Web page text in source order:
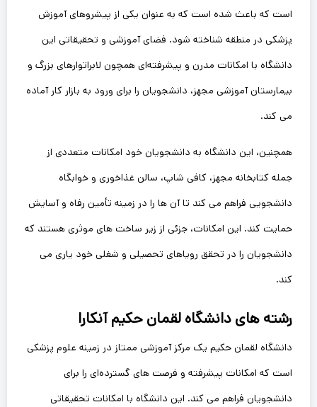
است که باعث شده است که به عنوان یکی از پیشروهای آموزش
پزشکی در منطقه شناخته شود. فضای آموزشی و تحقیقاتی این
دانشگاه با امکانات مدرن و پیشرفته‌ای همچون لابراتوارهای بزرگ و
بیمارستان آموزشی مجهز، دانشجویان را برای ورود به بازار کار آماده
می‌ کند.
همچنین، این دانشگاه به دانشجویان خود امکانات متعددی از
جمله کتابخانه مجهز، کافی‌ شاپ، سالن غذاخوری و خوابگاه
دانشجویی فراهم می‌ کند تا آن‌ ها را در زمینه تأمین رفاه و آسایش
حمایت کند. این امکانات، جزئی از زیر ساخت‌ های موثری هستند که
دانشجویان را در تحقق رویاهای تحصیلی و شغلی خود یاری می‌
کند.
رشته های دانشگاه لقمان حکیم آنکارا
دانشگاه لقمان حکیم یک مرکز آموزشی ممتاز در زمینه علوم پزشکی
است که امکانات پیشرفته و فرصت‌ های گسترده‌ای را برای
دانشجویان فراهم می‌ کند. این دانشگاه با امکانات تحقیقاتی